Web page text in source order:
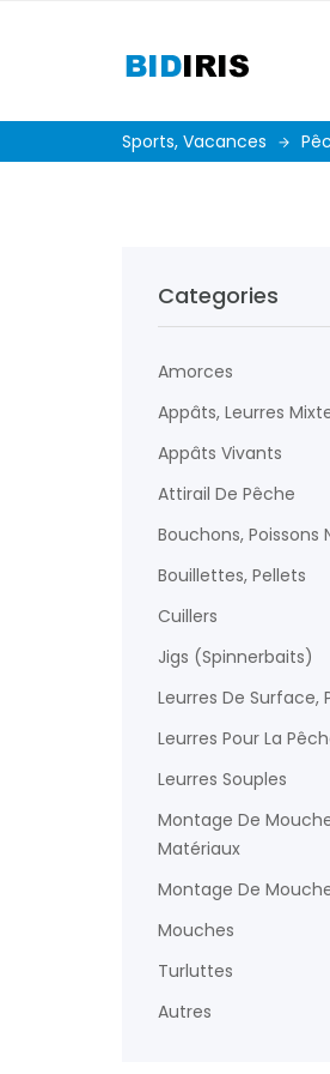
Sports, Vacances
Categories
Amorces
Appâts, Leurres
Appâts Vivants
Attirail De Pêche
Bouchons, Poissons
Bouillettes, Pellets
Cuillers
Jigs (spinnerbaits)
Leurres De Surface,
Leurres Pour La
Leurres Souples
Montage De
Matériaux
Montage De
Mouches
Turluttes
Autres